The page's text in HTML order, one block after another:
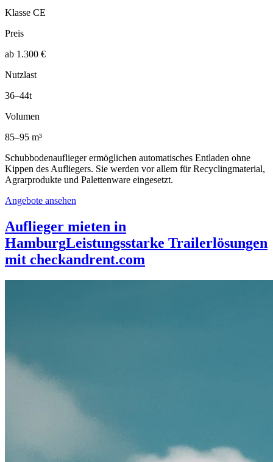
Klasse CE
Preis
ab 1.300 €
Nutzlast
36–44t
Volumen
85–95 m³
Schubbodenauflieger ermöglichen automatisches Entladen ohne
Kippen des Aufliegers. Sie werden vor allem für Recyclingmaterial,
Agrarprodukte und Palettenware eingesetzt.
Angebote ansehen
Auflieger mieten in
HamburgLeistungsstarke Trailerlösungen
mit checkandrent.com